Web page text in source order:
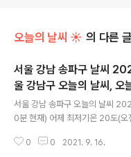
오늘의 날씨 ☀ 의 다른 글
서울 강남 송파구 날씨
울 강남구 오늘의 날씨,
6, 초미세먼지, 미세먼지,
서울 강남 송파구 오늘의 날씨
0분 현재) 어제 최저기온 20도(오
도 낮은 최저기온, 어제와 같은 최
0 0 2021. 9. 16.